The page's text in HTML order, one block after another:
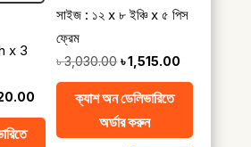
x 3
Current
price
সাইজ : ১২ x ৮ ইঞ্চি x ৫ পিস
ফ্রেম
৳3,030.00 Original
price
was:
৳ 3,030.00.
৳1,515.00
price
ক্যাশ অন ডেলিভারিতে
অর্ডার করুন